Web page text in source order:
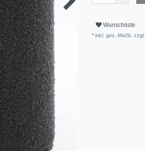
Wunschliste
* inkl. ges. MwSt. zzgl.